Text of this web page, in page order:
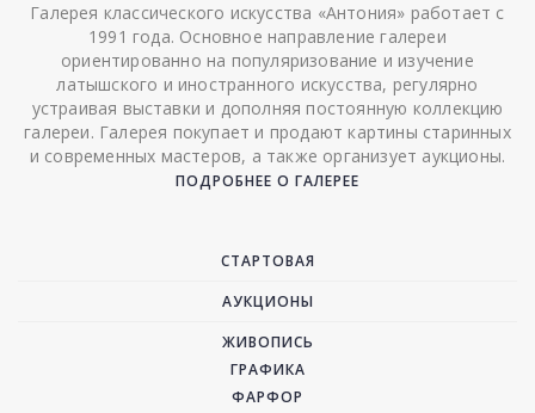
Галерея классического искусства «Антония» работает с
1991 года. Основное направление галереи
ориентированно на популяризование и изучение
латышского и иностранного искусства, регулярно
устраивая выставки и дополняя постоянную коллекцию
галереи. Галерея покупает и продают картины старинных
и современных мастеров, а также организует аукционы.
ПОДРОБНЕЕ О ГАЛЕРЕЕ
СТАРТОВАЯ
АУКЦИОНЫ
ЖИВОПИСЬ
ГРАФИКА
ФАРФОР